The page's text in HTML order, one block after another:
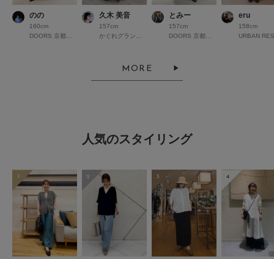
のの
160cm
DOORS 京都高島屋S.C.
久木 美音
157cm
かぐれグランフロント大阪
とみー
157cm
DOORS 京都高島屋S.C.
eru
158cm
MORE
人気のスタイリング
1 2 3 4